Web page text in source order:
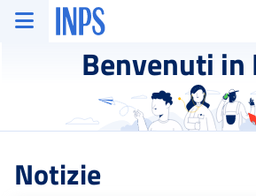
Vai al menu principale
Vai al contenuto principale
Vai al pie' di pagina
INPS ()
Benvenuti in
Notizie